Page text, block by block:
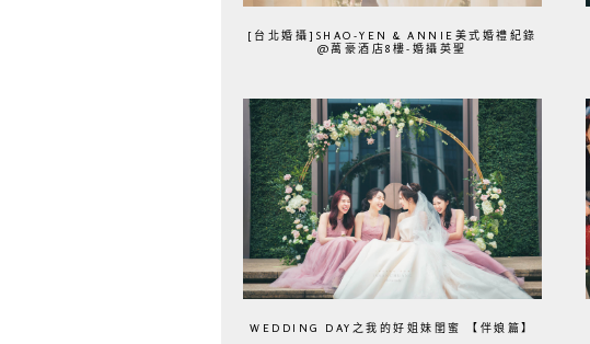
[台北婚攝]SHAO-YEN & ANNIE美式婚禮紀錄
@萬豪酒店8樓-婚攝英聖
WEDDING DAY之我的好姐妹閨蜜 【伴娘篇】